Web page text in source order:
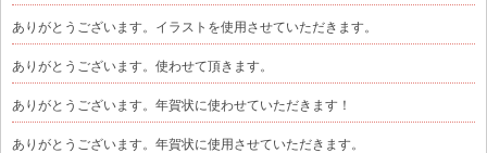
ありがとうございます。イラストを使用させていただきます。
ありがとうございます。使わせて頂きます。
ありがとうございます。年賀状に使わせていただきます！
ありがとうございます。年賀状に使用させていただきます。